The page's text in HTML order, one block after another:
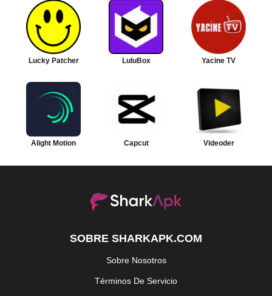
Lucky Patcher LuluBox Yacine TV
Alight Motion Capcut Videoder
SOBRE SHARKAPK.COM
Sobre Nosotros
Términos De Servicio